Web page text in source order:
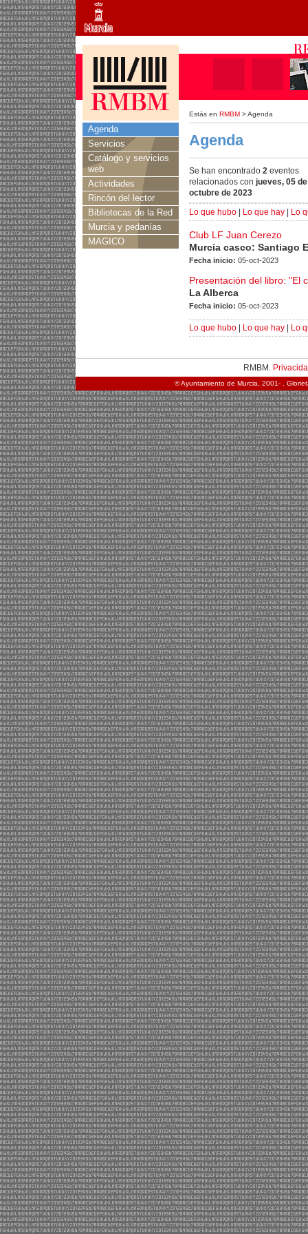
Estás en RMBM > Agenda
Agenda
Servicios
Catálogo y servicios
web
Actividades
Rincón del lector
Bibliotecas de la Red
Murcia y pedanías
MAGICO
Agenda
Se han encontrado 2 eventos
relacionados con jueves, 05 de
octubre de 2023
Lo que hubo
Lo que hay Lo
Club LF Juan Cerezo
Murcia casco: Santiago
Fecha inicio: 05-oct-2023
Presentación del libro: "El
La Alberca
Fecha inicio: 05-oct-2023
Lo que hubo Lo que hay Lo
RMBM.
© Ayuntamiento de Murcia, 2001- .